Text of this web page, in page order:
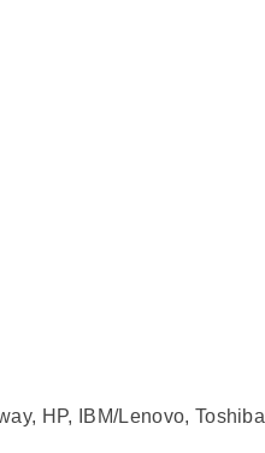
HP, IBM/Lenovo, Toshiba